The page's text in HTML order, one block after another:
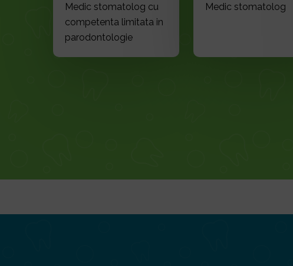
Medic stomatolog cu
competenta limitata in
parodontologie
Medic stomatolog